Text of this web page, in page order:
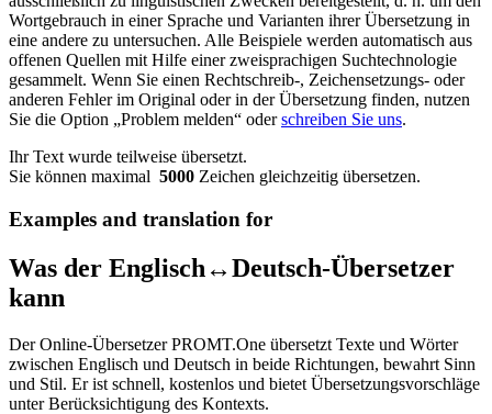
Wortgebrauch in einer Sprache und Varianten ihrer Übersetzung in
eine andere zu untersuchen. Alle Beispiele werden automatisch aus
offenen Quellen mit Hilfe einer zweisprachigen Suchtechnologie
gesammelt. Wenn Sie einen Rechtschreib-, Zeichensetzungs- oder
anderen Fehler im Original oder in der Übersetzung finden, nutzen
Sie die Option „Problem melden“ oderschreiben Sie uns.
Ihr Text wurde teilweise übersetzt.
Sie können maximal 5000 Zeichen gleichzeitig übersetzen.
Examples and translation for
Was der Englisch↔Deutsch-Übersetzer
kann
Der Online-Übersetzer PROMT.One übersetzt Texte und Wörter
zwischen Englisch und Deutsch in beide Richtungen, bewahrt Sinn
und Stil. Er ist schnell, kostenlos und bietet Übersetzungsvorschläge
unter Berücksichtigung des Kontexts.